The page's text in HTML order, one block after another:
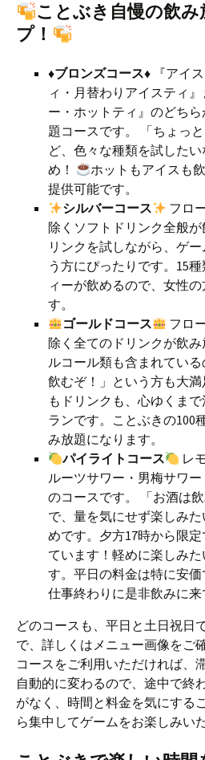
ことぶき自慢の飲
プ！
♦️ブロンズコース♦️ 『アイ
ィ・月替わりアイスティ
ー・ホットティ』のどち
題コースです。 「ちょっ
ど、色々な種類を試した
め！
ホットもアイスも
提供可能です。
シルバーコース
フロ
除くソフトドリンク全般
リンクを試しながら、ゲ
う方にぴったりです。15
ィーが飲めるので、女性
す。
ゴールドコース
フロ
除く全てのドリンクが飲
ルコール類も含まれてい
飲むぞ！」という方も大
もドリンクも、心ゆくま
ランです。ことぶきの100
み放題になります。
パイライトコース
レ
ルーツサワー・男梅サワ
のコースです。 「お酒は
で、量を気にせず楽しみ
めです。夕方17時から限
ています！軽めに楽しみ
す。平日の料金は特に安価
仕事終わりに是非飲みに来
どのコースも、平日と土日祝日
で、詳しくはメニュー画像をご
コースをご利用いただければ、
自動的に変わるので、途中で終
がなく、時間と料金を気にする
ら集中してゲームをお楽しみい